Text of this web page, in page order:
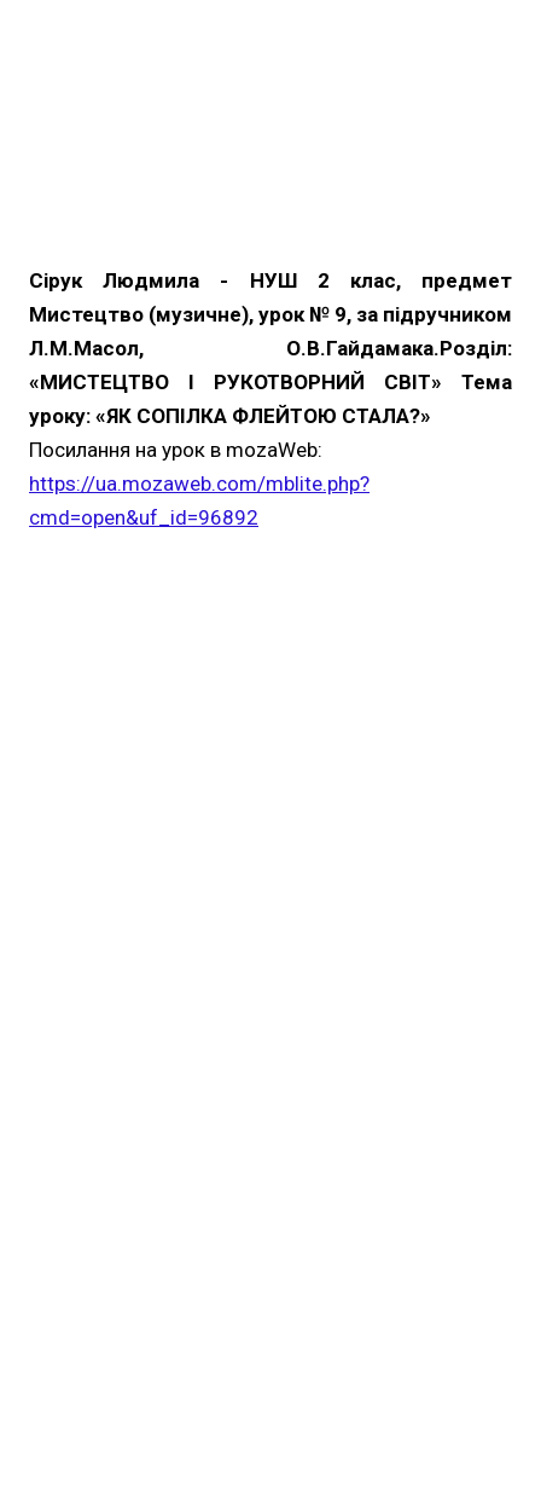
Сірук Людмила - НУШ 2 клас, предмет
Мистецтво (музичне), урок № 9, за підручником
Л.М.Масол, О.В.Гайдамака.Розділ:
«МИСТЕЦТВО І РУКОТВОРНИЙ СВІТ» Тема
уроку: «ЯК СОПІЛКА ФЛЕЙТОЮ СТАЛА?»
Посилання на урок в mozaWeb:
https://ua.mozaweb.com/mblite.php?
cmd=open&uf_id=96892